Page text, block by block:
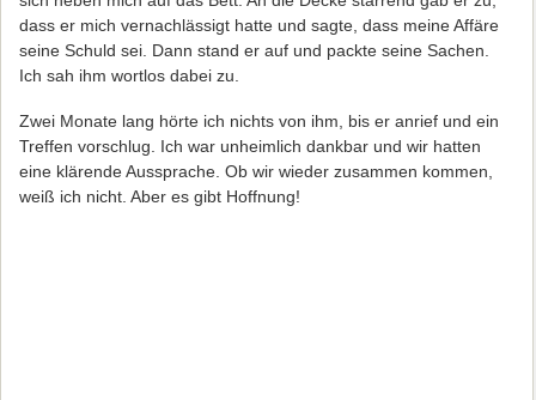
dass er mich vernachlässigt hatte und sagte, dass meine Affäre
seine Schuld sei. Dann stand er auf und packte seine Sachen.
Ich sah ihm wortlos dabei zu.
Zwei Monate lang hörte ich nichts von ihm, bis er anrief und ein
Treffen vorschlug. Ich war unheimlich dankbar und wir hatten
eine klärende Aussprache. Ob wir wieder zusammen kommen,
weiß ich nicht. Aber es gibt Hoffnung!